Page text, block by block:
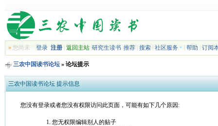
»您尚未 登录 注册| 返回主站| 研究生读书| 推荐| 搜索| 社区服务 帮助 订阅
三农中国读书论坛» 论坛提示
三农中国读书论坛 提示信息
您没有登录或者您没有权限访问此页面，可能有如下几个原因:
您无权限编辑别人的贴子